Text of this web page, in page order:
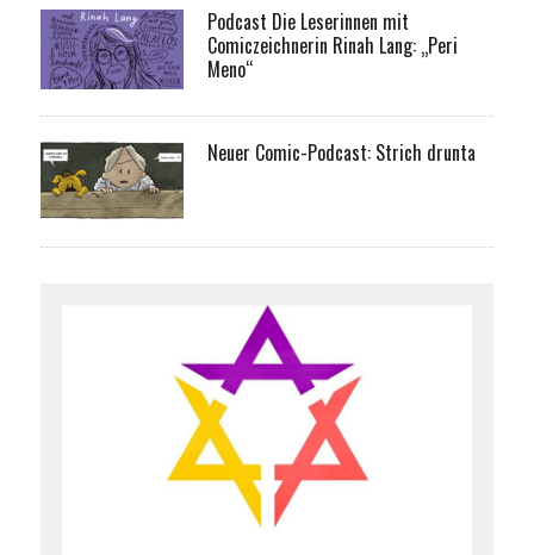
Podcast Die Leserinnen mit
Comiczeichnerin Rinah Lang: „Peri
Meno“
Neuer Comic-Podcast: Strich drunta